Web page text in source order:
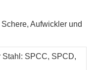
Aufwickler und
Stahl: SPCC, SPCD,